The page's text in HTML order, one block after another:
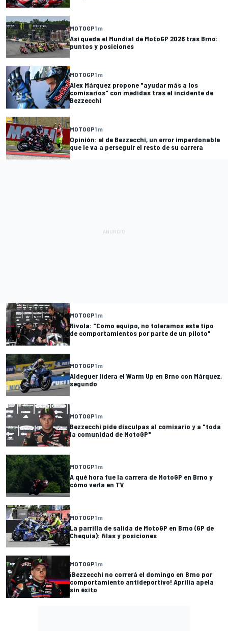
MOTOGP1 m
Así queda el Mundial de MotoGP 2026 tras Brno:
puntos y posiciones
MOTOGP1 m
Alex Márquez propone "ayudar más a los
comisarios" con medidas tras el incidente de
Bezzecchi
MOTOGP1 m
Opinión: el de Bezzecchi, un error imperdonable
que le va a perseguir el resto de su carrera
MOTOGP1 m
Rivola: "Como equipo, no toleramos este tipo
de comportamientos por parte de un piloto"
MOTOGP1 m
Aldeguer lidera el Warm Up en Brno con Márquez,
segundo
MOTOGP1 m
Bezzecchi pide disculpas al comisario y a "toda
la comunidad de MotoGP"
MOTOGP1 m
A qué hora fue la carrera de MotoGP en Brno y
cómo verla en TV
MOTOGP1 m
La parrilla de salida de MotoGP en Brno (GP de
Chequia): filas y posiciones
MOTOGP1 m
¡Bezzecchi no correrá el domingo en Brno por
comportamiento antideportivo! Aprilia apela
sin éxito